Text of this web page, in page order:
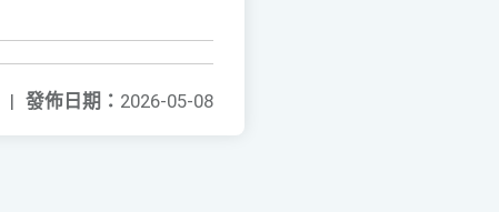
發佈日期： 2026-05-08
|